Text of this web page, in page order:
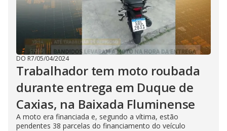
DO R7/05/04/2024
Trabalhador tem moto roubada
durante entrega em Duque de
Caxias, na Baixada Fluminense
A moto era financiada e, segundo a vítima, estão
pendentes 38 parcelas do financiamento do veículo